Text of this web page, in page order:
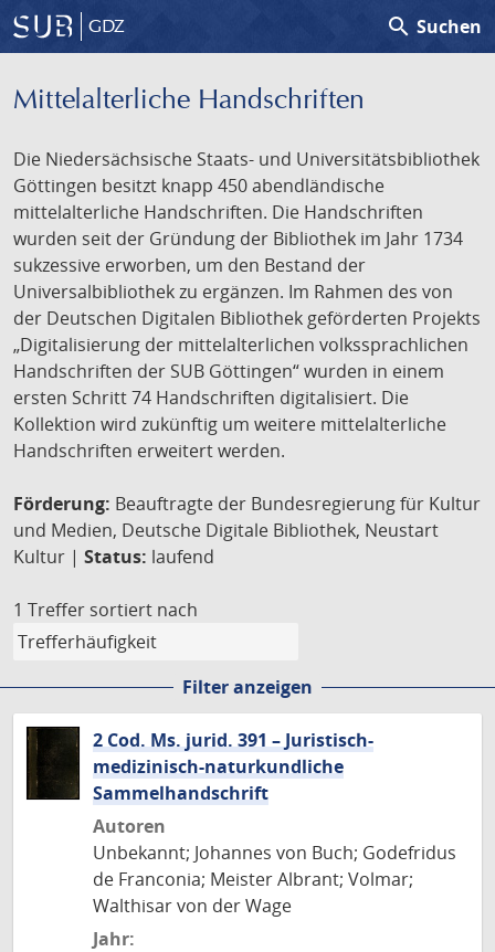
GDZ search Suchen
Mittelalterliche Handschriften
Die Niedersächsische Staats- und Universitätsbibliothek
Göttingen besitzt knapp 450 abendländische
mittelalterliche Handschriften. Die Handschriften
wurden seit der Gründung der Bibliothek im Jahr 1734
sukzessive erworben, um den Bestand der
Universalbibliothek zu ergänzen. Im Rahmen des von
der Deutschen Digitalen Bibliothek geförderten Projekts
„Digitalisierung der mittelalterlichen volkssprachlichen
Handschriften der SUB Göttingen“ wurden in einem
ersten Schritt 74 Handschriften digitalisiert. Die
Kollektion wird zukünftig um weitere mittelalterliche
Handschriften erweitert werden.
Förderung: Beauftragte der Bundesregierung für Kultur
und Medien, Deutsche Digitale Bibliothek, Neustart
Kultur | Status: laufend
1 Treffer sortiert nach
Filter anzeigen
2 Cod. Ms. jurid. 391 – Juristisch-
medizinisch-naturkundliche
Sammelhandschrift
Autoren
Unbekannt; Johannes von Buch; Godefridus
de Franconia; Meister Albrant; Volmar;
Walthisar von der Wage
Jahr: